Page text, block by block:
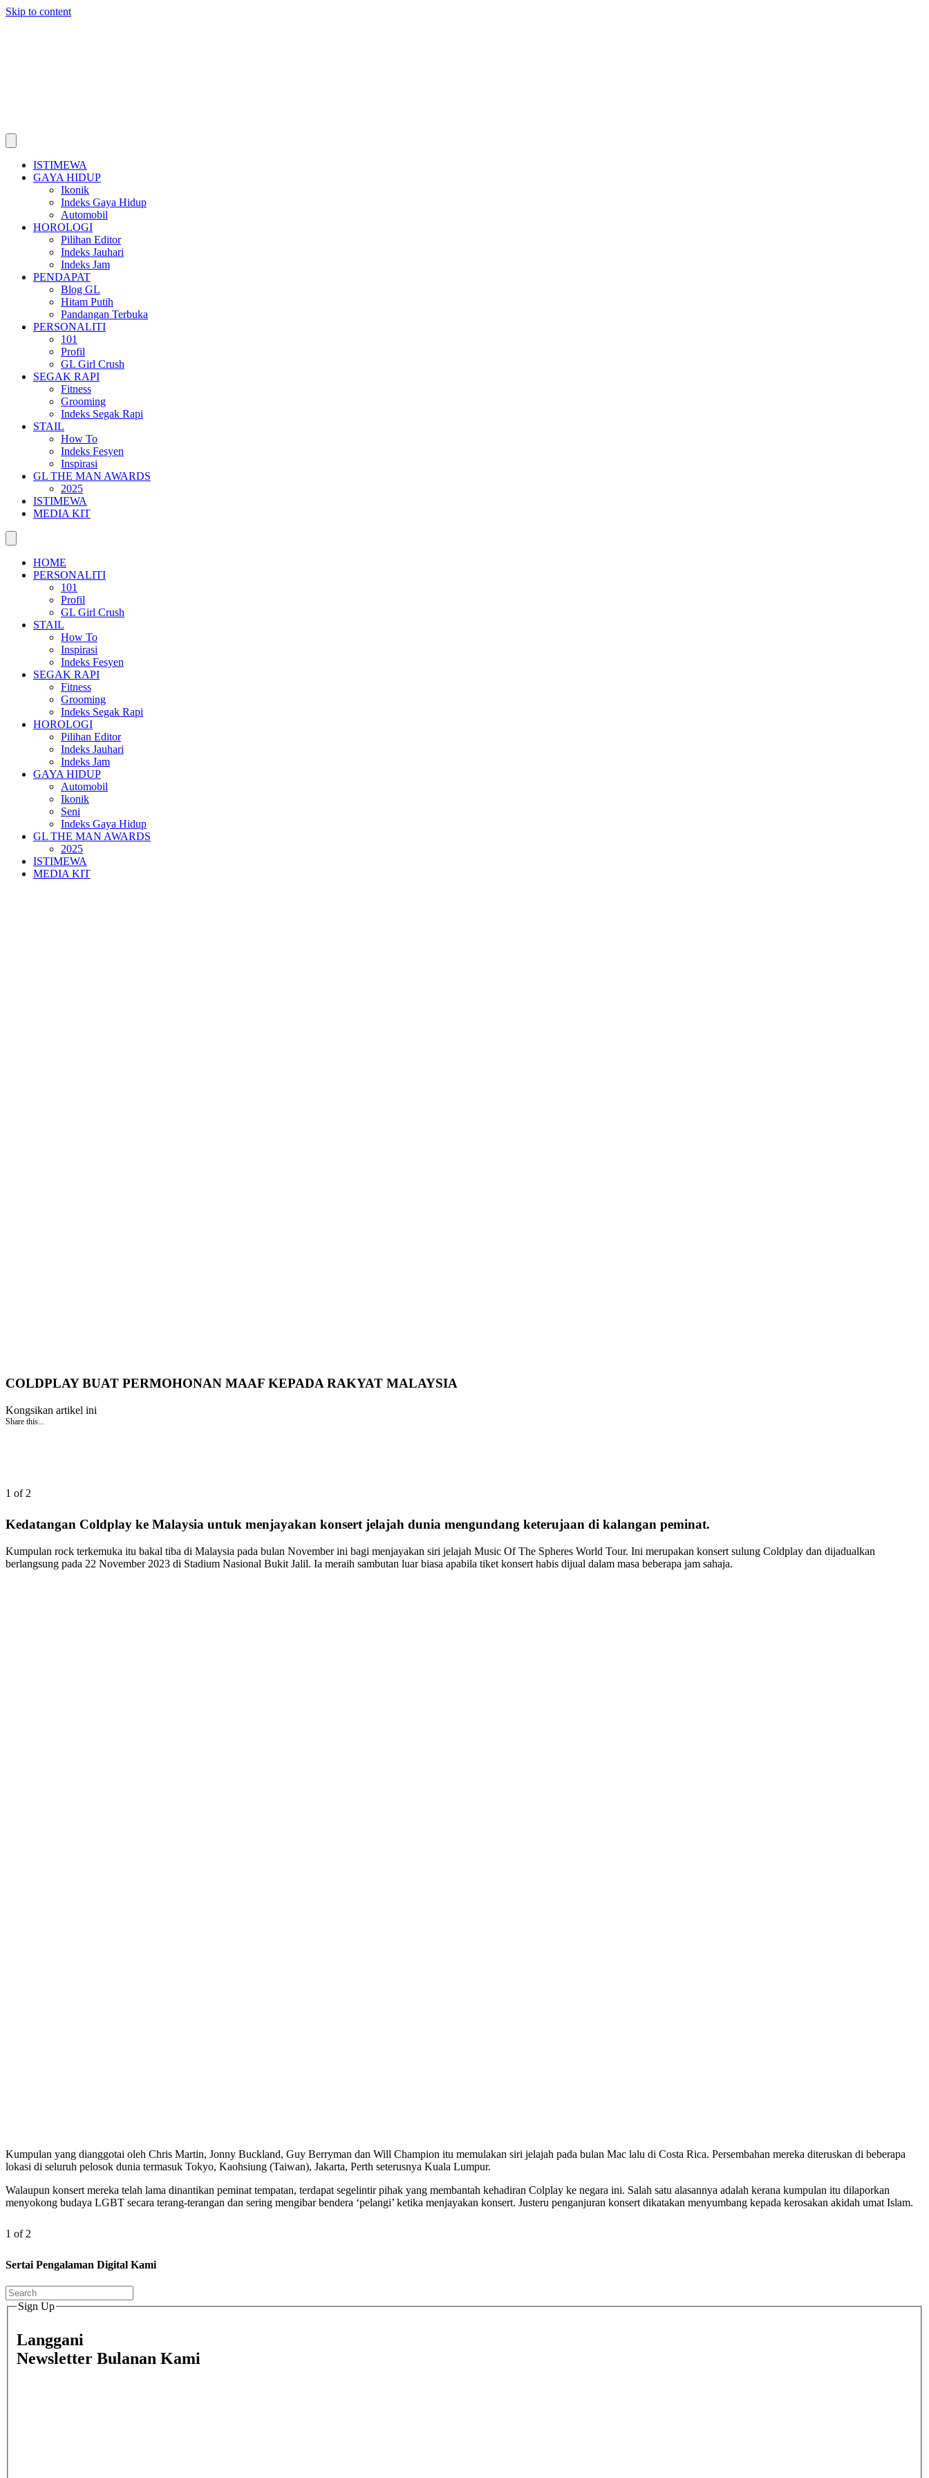
Skip to content
ISTIMEWA
GAYA HIDUP
Ikonik
Indeks Gaya Hidup
Automobil
HOROLOGI
Pilihan Editor
Indeks Jauhari
Indeks Jam
PENDAPAT
Blog GL
Hitam Putih
Pandangan Terbuka
PERSONALITI
101
Profil
GL Girl Crush
SEGAK RAPI
Fitness
Grooming
Indeks Segak Rapi
STAIL
How To
Indeks Fesyen
Inspirasi
GL THE MAN AWARDS
2025
ISTIMEWA
MEDIA KIT
HOME
PERSONALITI
101
Profil
GL Girl Crush
STAIL
How To
Inspirasi
Indeks Fesyen
SEGAK RAPI
Fitness
Grooming
Indeks Segak Rapi
HOROLOGI
Pilihan Editor
Indeks Jauhari
Indeks Jam
GAYA HIDUP
Automobil
Ikonik
Seni
Indeks Gaya Hidup
GL THE MAN AWARDS
2025
ISTIMEWA
MEDIA KIT
COLDPLAY BUAT PERMOHONAN MAAF KEPADA RAKYAT MALAYSIA
Kongsikan artikel ini
Share this...
1 of 2
Kedatangan Coldplay ke Malaysia untuk menjayakan konsert jelajah dunia mengundang keterujaan di kalangan peminat.
Kumpulan rock terkemuka itu bakal tiba di Malaysia pada bulan November ini bagi menjayakan siri jelajah Music Of The Spheres World Tour. Ini merupakan konsert sulung Coldplay dan dijadualkan
berlangsung pada 22 November 2023 di Stadium Nasional Bukit Jalil. Ia meraih sambutan luar biasa apabila tiket konsert habis dijual dalam masa beberapa jam sahaja.
Kumpulan yang dianggotai oleh Chris Martin, Jonny Buckland, Guy Berryman dan Will Champion itu memulakan siri jelajah pada bulan Mac lalu di Costa Rica. Persembahan mereka diteruskan di beberapa
lokasi di seluruh pelosok dunia termasuk Tokyo, Kaohsiung (Taiwan), Jakarta, Perth seterusnya Kuala Lumpur.
Walaupun konsert mereka telah lama dinantikan peminat tempatan, terdapat segelintir pihak yang membantah kehadiran Colplay ke negara ini. Salah satu alasannya adalah kerana kumpulan itu dilaporkan
menyokong budaya LGBT secara terang-terangan dan sering mengibar bendera ‘pelangi’ ketika menjayakan konsert. Justeru penganjuran konsert dikatakan menyumbang kepada kerosakan akidah umat Islam.
1 of 2
Sertai Pengalaman Digital Kami
Sign Up
Langgani
Newsletter Bulanan Kami